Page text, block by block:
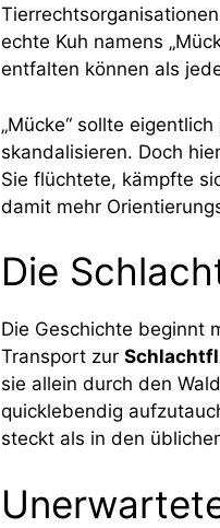
echte Kuh namens
entfalten können als
„Mücke“ sollte
skandalisieren. Doch
Sie flüchtete, kämpfte
damit mehr
Die
Die Geschichte beginnt
Transport zur
sie allein durch den
quicklebendig
steckt als in den